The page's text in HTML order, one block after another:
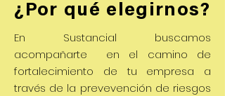
¿Por qué elegirnos?
En Sustancial buscamos
acompañarte en el camino de
fortalecimiento de tu empresa a
través de la prevevención de riesgos